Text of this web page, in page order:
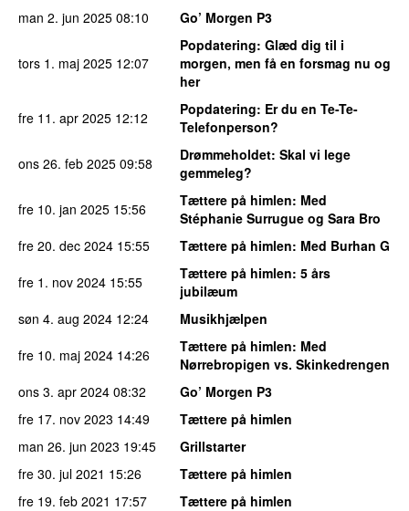
man 2. jun 2025 08:10 Go’ Morgen P3
tors 1. maj 2025 12:07
Popdatering: Glæd dig til i
morgen, men få en forsmag nu og
her
fre 11. apr 2025 12:12 Popdatering: Er du en Te-Te-
Telefonperson?
ons 26. feb 2025 09:58 Drømmeholdet: Skal vi lege
gemmeleg?
fre 10. jan 2025 15:56 Tættere på himlen: Med
Stéphanie Surrugue og Sara Bro
fre 20. dec 2024 15:55 Tættere på himlen: Med Burhan G
fre 1. nov 2024 15:55 Tættere på himlen: 5 års
jubilæum
søn 4. aug 2024 12:24
Musikhjælpen
fre 10. maj 2024 14:26 Tættere på himlen: Med
Nørrebropigen vs. Skinkedrengen
ons 3. apr 2024 08:32
Go’ Morgen P3
fre 17. nov 2023 14:49
Tættere på himlen
man 26. jun 2023 19:45
Grillstarter
fre 30. jul 2021 15:26
Tættere på himlen
fre 19. feb 2021 17:57
Tættere på himlen